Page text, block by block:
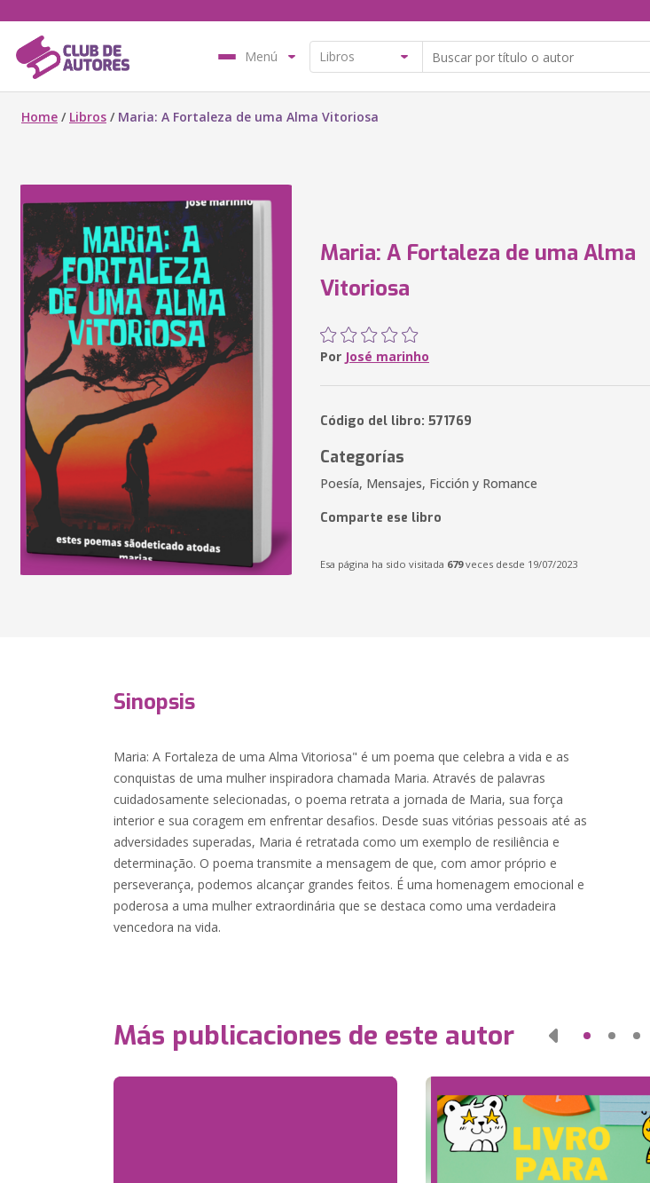
Menú
Home / Libros / Maria: A Fortaleza de uma Alma Vitoriosa
Maria: A Fortaleza de uma Alma
Vitoriosa
Por José marinho
Código del libro: 571769
Categorías
Poesía, Mensajes, Ficción y Romance
Comparte ese libro
Esa página ha sido visitada 679veces desde 19/07/2023
Sinopsis
Maria: A Fortaleza de uma Alma Vitoriosa" é um poema que celebra a vida e as
conquistas de uma mulher inspiradora chamada Maria. Através de palavras
cuidadosamente selecionadas, o poema retrata a jornada de Maria, sua força
interior e sua coragem em enfrentar desafios. Desde suas vitórias pessoais até as
adversidades superadas, Maria é retratada como um exemplo de resiliência e
determinação. O poema transmite a mensagem de que, com amor próprio e
perseverança, podemos alcançar grandes feitos. É uma homenagem emocional e
poderosa a uma mulher extraordinária que se destaca como uma verdadeira
vencedora na vida.
Más publicaciones de este autor